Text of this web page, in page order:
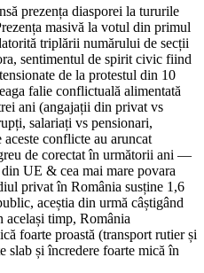
prezența diasporei la tururile
masivă la votul din primul
triplării numărului de secții
sentimentul de spirit civic fiind
de la protestul din 10
falie conflictuală alimentată
ani (angajații din privat vs
salariați vs pensionari,
conflicte au aruncat
de corectat în următorii ani —
UE & cea mai mare povara
privat în România susține 1,6
aceștia din urmă câștigând
timp, România
foarte proastă (transport rutier și
slab și încredere foarte mică în